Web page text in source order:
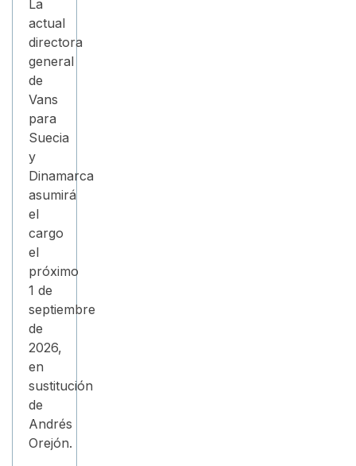
La
actual
directora
general
de
Vans
para
Suecia
y
Dinamarca
asumirá
el
cargo
el
próximo
1 de
septiembre
de
2026,
en
sustitución
de
Andrés
Orejón.